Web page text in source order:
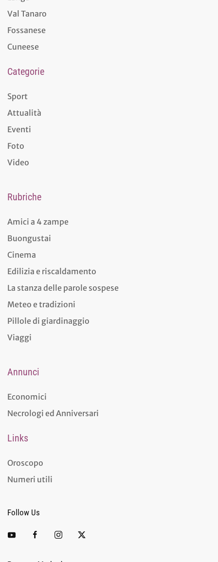
Val Tanaro
Fossanese
Cuneese
Categorie
Sport
Attualità
Eventi
Foto
Video
Rubriche
Amici a 4 zampe
Buongustai
Cinema
Edilizia e riscaldamento
La stanza delle parole sospese
Meteo e tradizioni
Pillole di giardinaggio
Viaggi
Annunci
Economici
Necrologi ed Anniversari
Links
Oroscopo
Numeri utili
Follow Us